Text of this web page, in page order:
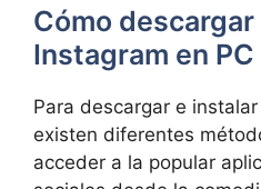
Cómo
‍Instagram en PC
Para descargar e
existen diferentes
acceder ‌a la popular